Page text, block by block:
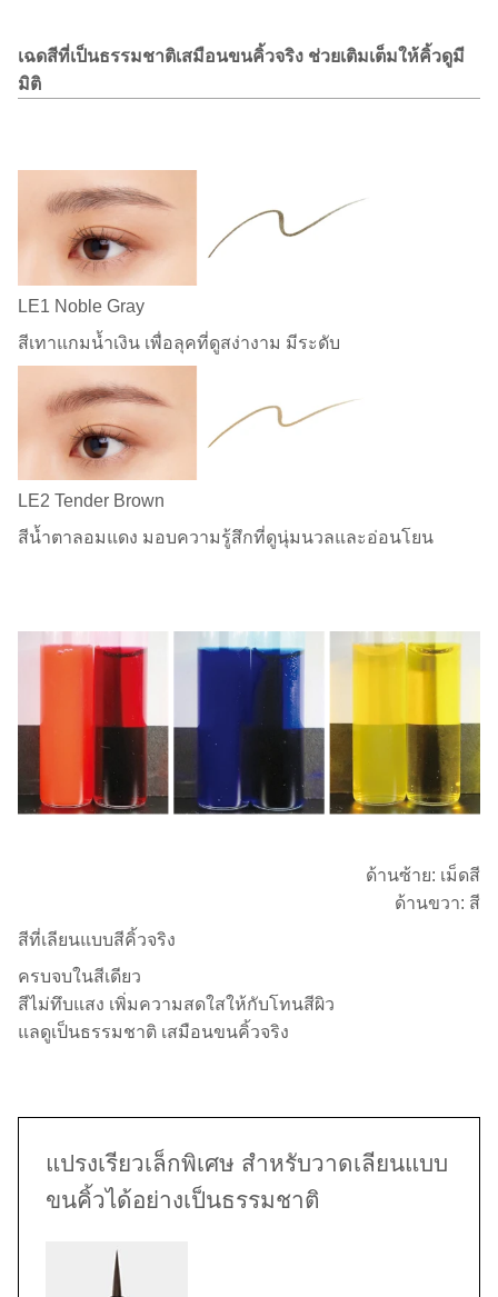
เฉดสีที่เป็นธรรมชาติเสมือนขนคิ้วจริง ช่วยเติมเต็มให้คิ้วดูมี
มิติ
LE1 Noble Gray
สีเทาแกมน้ำเงิน เพื่อลุคที่ดูสง่างาม มีระดับ
LE2 Tender Brown
สีน้ำตาลอมแดง มอบความรู้สึกที่ดูนุ่มนวลและอ่อนโยน
ด้านซ้าย: เม็ดสี
ด้านขวา: สี
สีที่เลียนแบบสีคิ้วจริง
ครบจบในสีเดียว
สีไม่ทึบแสง เพิ่มความสดใสให้กับโทนสีผิว
แลดูเป็นธรรมชาติ เสมือนขนคิ้วจริง
แปรงเรียวเล็กพิเศษ สำหรับวาดเลียนแบบ
ขนคิ้วได้อย่างเป็นธรรมชาติ